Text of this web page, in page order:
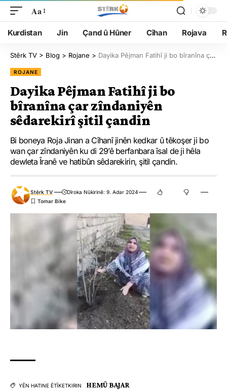
Aa
Kurdistan Jin Çand û Hûner Cîhan Rojava
Stêrk TV > Blog > Rojane > Dayika Pêjman Fatihî ji bo bîranîna çar zîndaniyên sêdarekirî şitil çandin
ROJANE
Dayika Pêjman Fatihî ji bo
bîranîna çar zîndaniyên
sêdarekirî şitil çandin
Bi boneya Roja Jinan a Cîhanî jinên kedkar û têkoşer ji bo
wan çar zîndaniyên ku di 29’ê berfanbara îsal de ji hêla
dewleta Îranê ve hatibûn sêdarekirin, şitil çandin.
Stêrk TV Dîroka Nûkirinê: 9. Adar 2024
YÊN HATINE ÊTÎKETKIRIN HEMÛ BAJAR